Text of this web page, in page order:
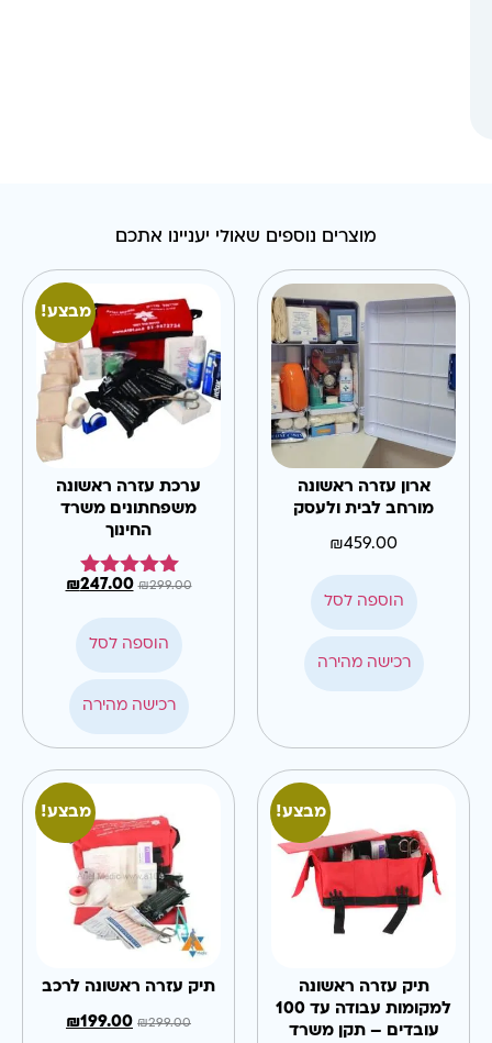
מוצרים נוספים שאולי יעניינו אתכם
ארון עזרה ראשונה
מורחב לבית ולעסק
₪459.00
הוספה לסל
רכישה מהירה
מבצע!
ערכת עזרה ראשונה
משפחתונים משרד
החינוך
דורג₪299.00
₪247.00
הוספה לסל
רכישה מהירה
מבצע!
תיק עזרה ראשונה
למקומות עבודה עד 100
עובדים – תקן משרד
מבצע!
תיק עזרה ראשונה לרכב
₪299.00
₪199.00